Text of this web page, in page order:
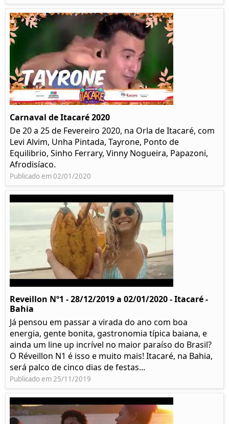
Carnaval de Itacaré 2020
De 20 a 25 de Fevereiro 2020, na Orla de Itacaré, com
Levi Alvim, Unha Pintada, Tayrone, Ponto de
Equilibrio, Sinho Ferrary, Vinny Nogueira, Papazoni,
Afrodisíaco.
Publicado em 02/01/2020
Reveillon Nº1 - 28/12/2019 a 02/01/2020 - Itacaré -
Bahia
Já pensou em passar a virada do ano com boa
energia, gente bonita, gastronomia típica baiana, e
ainda um line up incrível no maior paraíso do Brasil?
O Réveillon N1 é isso e muito mais! Itacaré, na Bahia,
será palco de cinco dias de festas...
Publicado em 25/11/2019